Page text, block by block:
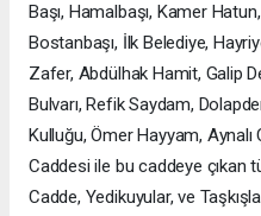
Başı, Hamalbaşı, Kamer
Bostanbaşı, İlk Belediye,
Zafer, Abdülhak Hamit, Galip
Bulvarı, Refik Saydam,
Kulluğu, Ömer Hayyam, Aynalı
Caddesi ile bu caddeye çıkan
Cadde, Yedikuyular, ve